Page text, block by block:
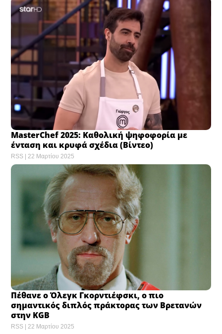
MasterChef 2025: Καθολική ψηφοφορία με
ένταση και κρυφά σχέδια (Βίντεο)
RSS 22 Μαρτίου 2025
Πέθανε ο Όλεγκ Γκορντιέφσκι, ο πιο
σημαντικός διπλός πράκτορας των Βρετανών
στην KGB
RSS 22 Μαρτίου 2025